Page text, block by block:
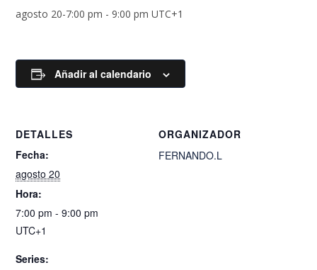
agosto 20-7:00 pm -9:00 pm UTC+1
Añadir al calendario
DETALLES
Fecha:
agosto 20
Hora:
7:00 pm - 9:00 pm
UTC+1
Series:
ORGANIZADOR
FERNANDO.L